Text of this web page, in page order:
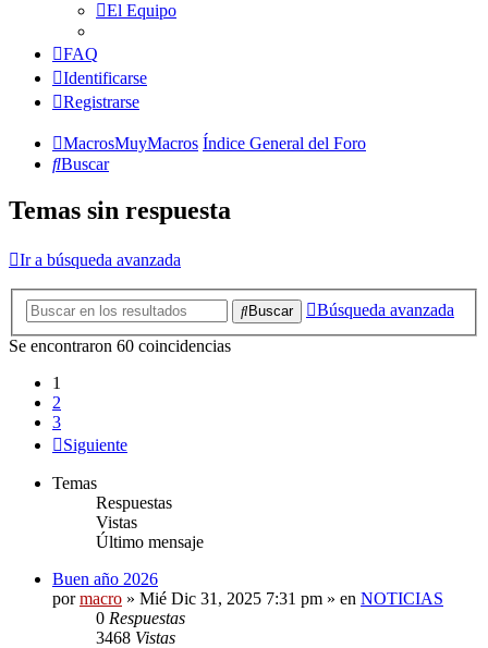
El Equipo
FAQ
Identificarse
Registrarse
MacrosMuyMacros Índice General del Foro
Buscar
Temas sin respuesta
Ir a búsqueda avanzada
Buscar
Búsqueda avanzada
Se encontraron 60 coincidencias
1
2
3
Siguiente
Temas
Respuestas
Vistas
Último mensaje
Buen año 2026
pormacro » Mié Dic 31, 2025 7:31 pm » en NOTICIAS
0 Respuestas
3468 Vistas